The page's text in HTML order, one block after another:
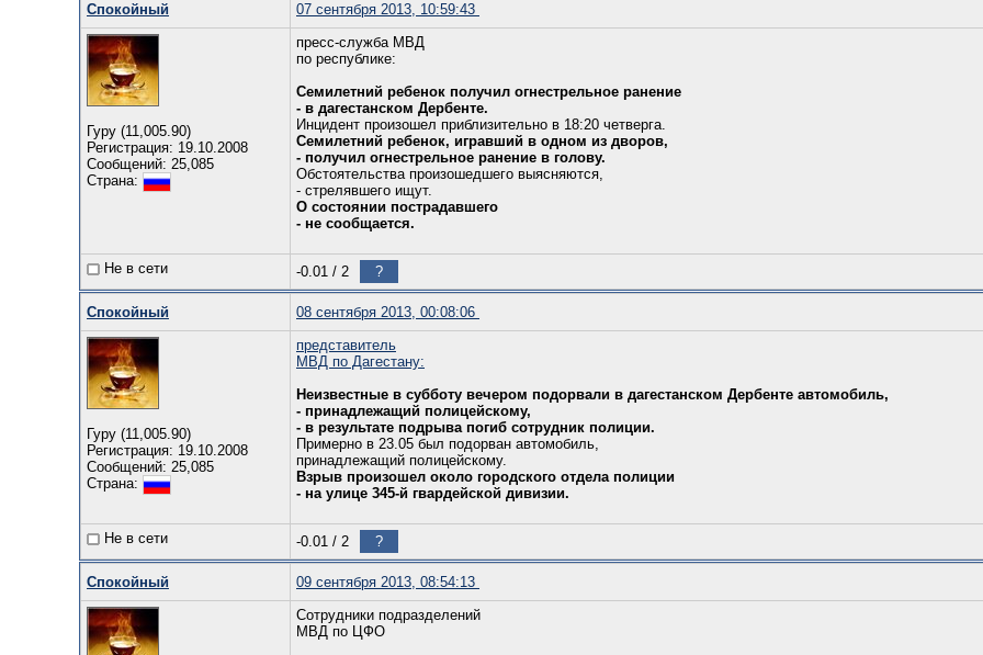
Спокойный 07 сентября 2013, 10:59:43
Гуру (11,005.90)
Регистрация: 19.10.2008
Сообщений: 25,085
Страна:
пресс-служба МВД
по республике:
Семилетний ребенок получил огнестрельное ранение
- в дагестанском Дербенте.
Инцидент произошел приблизительно в 18:20 четверга.
Семилетний ребенок, игравший в одном из дворов,
- получил огнестрельное ранение в голову.
Обстоятельства произошедшего выясняются,
- стрелявшего ищут.
О состоянии пострадавшего
- не сообщается.
Не в сети -0.01 / 2 ?
Спокойный 08 сентября 2013, 00:08:06
Гуру (11,005.90)
Регистрация: 19.10.2008
Сообщений: 25,085
Страна:
представитель
МВД по Дагестану:
Неизвестные в субботу вечером подорвали в дагестанском Дербенте автомобиль,
- принадлежащий полицейскому,
- в результате подрыва погиб сотрудник полиции.
Примерно в 23.05 был подорван автомобиль,
принадлежащий полицейскому.
Взрыв произошел около городского отдела полиции
- на улице 345-й гвардейской дивизии.
Не в сети -0.01 / 2 ?
Спокойный 09 сентября 2013, 08:54:13
Сотрудники подразделений
МВД по ЦФО